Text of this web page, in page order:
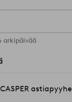
arkipäivää
CASPER